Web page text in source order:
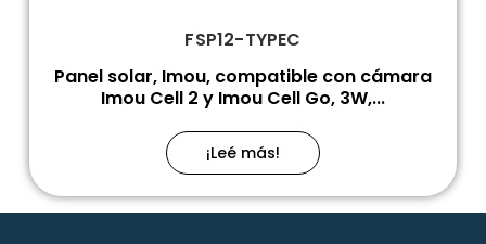
FSP12-TYPEC
Panel solar, Imou, compatible con cámara
Imou Cell 2 y Imou Cell Go, 3W,...
¡Leé más!